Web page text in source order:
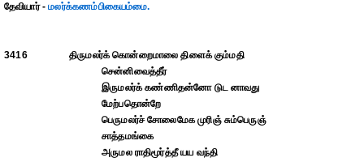
தேவியார் -மலர்க்கணம்பிகையம்மை.
3416
திருமலர்க் கொன்றைமாலை திளைக் கும்மதி
சென்னிவைத்தீர்
இருமலர்க் கண்ணிதன்னோ டுட னாவது
மேற்பதொன்றே
பெருமலர்ச் சோலைமேக முரிஞ் சும்பெருஞ்
சாத்தமங்கை
அருமல ராதிமூர்த்தீ யய வந்தி